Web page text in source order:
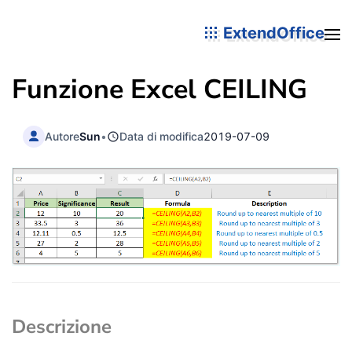
ExtendOffice
Funzione Excel CEILING
AutoreSun• Data di modifica2019-07-09
Descrizione